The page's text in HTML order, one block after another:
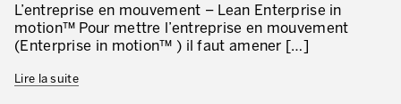
L’entreprise en mouvement – Lean Enterprise in
motion™ Pour mettre l’entreprise en mouvement
(Enterprise in motion™ ) il faut amener […]
Lire la suite